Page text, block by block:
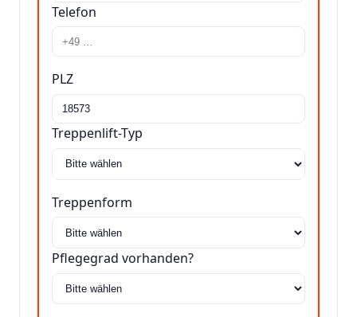
Telefon
PLZ
Treppenlift-Typ
Treppenform
Pflegegrad vorhanden?